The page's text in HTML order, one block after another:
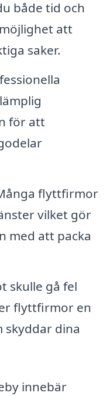
både tid och
att
saker.
för att
flyttfirmor
vilket gör
med att packa
skulle gå fel
flyttfirmor en
skyddar dina
innebär